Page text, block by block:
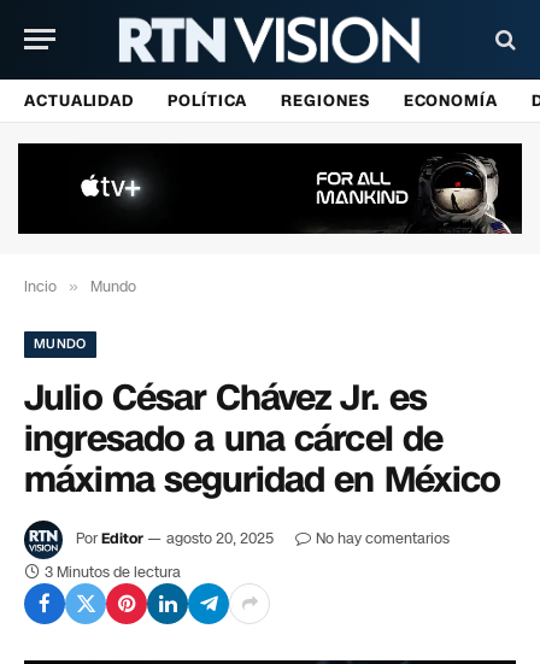
ACTUALIDAD POLÍTICA REGIONES ECONOMÍA
Incio » Mundo
MUNDO
Julio César Chávez Jr. es
ingresado a una cárcel de
máxima seguridad en México
PorEditor agosto 20, 2025
No hay comentarios
3 Minutos de lectura